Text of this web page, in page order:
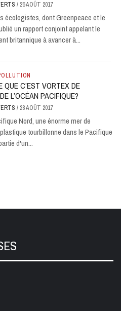
/ 25 AOÛT 2017
écologistes, dont Greenpeace et le
un rapport conjoint appelant le
britannique à avancer à...
QUE C’EST VORTEX DE
L’OCÉAN PACIFIQUE?
/ 28 AOÛT 2017
Nord, une énorme mer de
tourbillonne dans le Pacifique
d'un...